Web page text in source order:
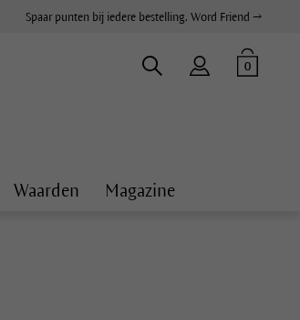
Spaar punten bij iedere bestelling. Word Friend →
0
Waarden Magazine